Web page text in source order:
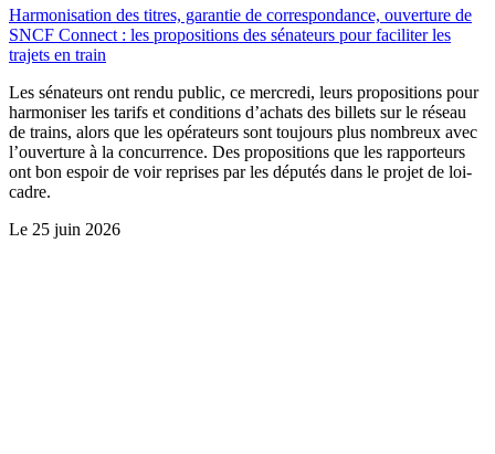
Harmonisation des titres, garantie de correspondance, ouverture de
SNCF Connect : les propositions des sénateurs pour faciliter les
trajets en train
Les sénateurs ont rendu public, ce mercredi, leurs propositions pour
harmoniser les tarifs et conditions d’achats des billets sur le réseau
de trains, alors que les opérateurs sont toujours plus nombreux avec
l’ouverture à la concurrence. Des propositions que les rapporteurs
ont bon espoir de voir reprises par les députés dans le projet de loi-
cadre.
Le 25 juin 2026